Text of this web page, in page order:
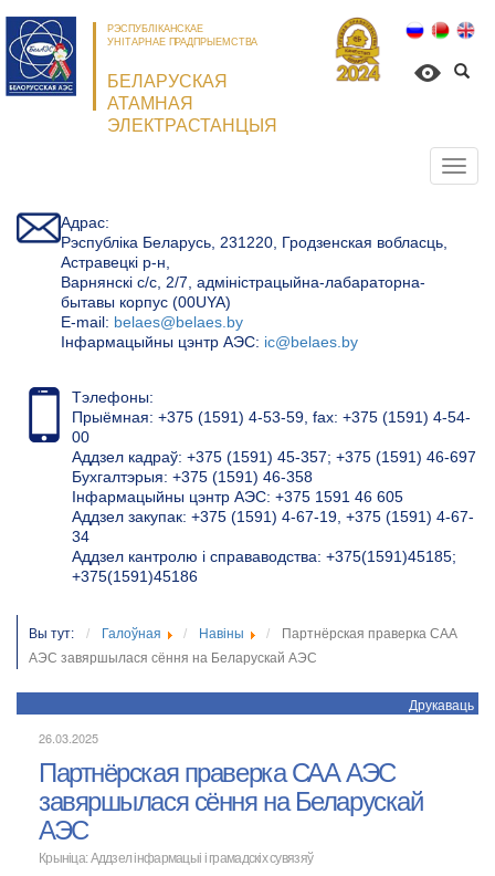
РЭСПУБЛІКАНСКАЕ
УНІТАРНАЕ ПРАДПРЫЕМСТВА
БЕЛАРУСКАЯ
АТАМНАЯ
ЭЛЕКТРАСТАНЦЫЯ
Адрас:
Рэспубліка Беларусь, 231220, Гродзенская вобласць,
Астравецкі р-н,
Варнянскі с/с, 2/7, адміністрацыйна-лабараторна-
бытавы корпус (00UYA)
Е-mail: belaes@belaes.by
Інфармацыйны цэнтр АЭС: ic@belaes.by
Тэлефоны:
Прыёмная: +375 (1591) 4-53-59, fax: +375 (1591) 4-54-
00
Аддзел кадраў: +375 (1591) 45-357; +375 (1591) 46-697
Бухгалтэрыя: +375 (1591) 46-358
Інфармацыйны цэнтр АЭС: +375 1591 46 605
Аддзел закупак: +375 (1591) 4-67-19, +375 (1591) 4-67-
34
Аддзел кантролю і справаводства: +375(1591)45185;
+375(1591)45186
Вы тут: Галоўная Навіны
Партнёрская праверка САА
АЭС завяршылася сёння на Беларускай АЭС
Друкаваць
26.03.2025
Партнёрская праверка САА АЭС
завяршылася сёння на Беларускай
АЭС
Крыніца: Аддзел інфармацыі і грамадскіх сувязяў